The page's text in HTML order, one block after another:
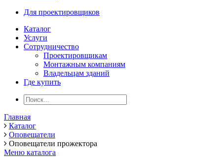
Для проектировщиков
Каталог
Услуги
Сотрудничество
Проектировщикам
Монтажным компаниям
Владельцам зданий
Где купить
Главная
Каталог
Оповещатели
Оповещатели прожектора
Меню каталога